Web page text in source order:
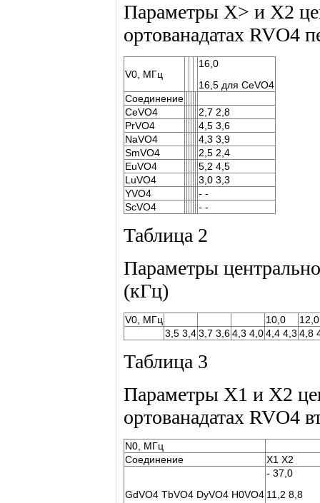
Параметры X> и X2
ортованадатах RVO4
V0, МГц
16,0
16,5 для CeVO4
Соединение
CeVO4
2,7 2,8
PrVO4
4,5 3,6
NaVO4
4,3 3,9
SmVO4
2,5 2,4
EuVO4
5,2 4,5
LuVO4
3,0 3,3
YVO4
- -
ScVO4
- -
Таблица 2
Параметры
(кГц)
V0, МГц 10,0
12,0
3,5 3,43,7 3,64,3 4,04,4 4,3 4,8
Таблица 3
Параметры X1 и X2
ортованадатах RVO4
N0, МГц
Соединение
X1 X2
GdVO4 TbVO4 DyVO4 H0VO4
- 37,0
11,2 8,8